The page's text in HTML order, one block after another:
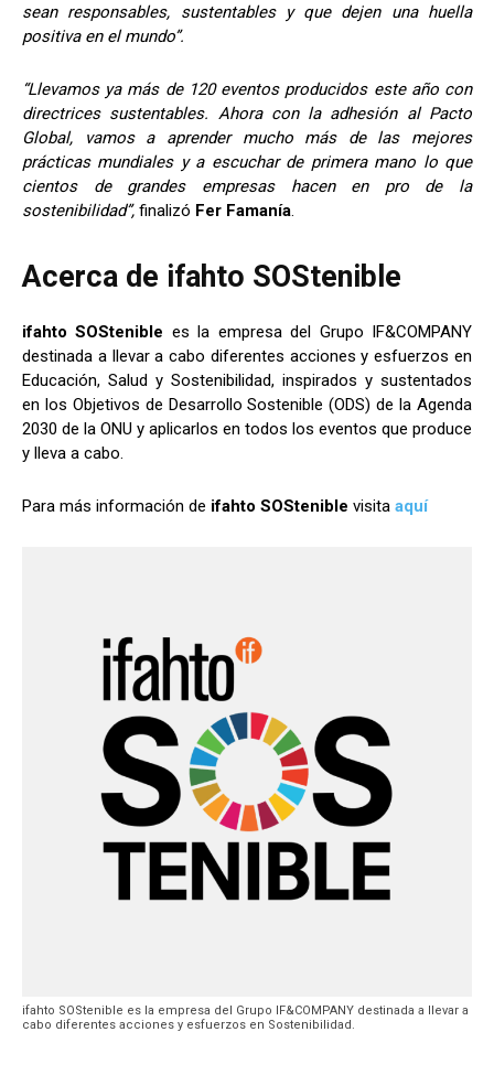
sean responsables, sustentables y que dejen una huella
positiva en el mundo”.
“Llevamos ya más de 120 eventos producidos este año con
directrices sustentables. Ahora con la adhesión al Pacto
Global, vamos a aprender mucho más de las mejores
prácticas mundiales y a escuchar de primera mano lo que
cientos de grandes empresas hacen en pro de la
sostenibilidad”, finalizó Fer Famanía.
Acerca de ifahto SOStenible
ifahto SOStenible es la empresa del Grupo IF&COMPANY
destinada a llevar a cabo diferentes acciones y esfuerzos en
Educación, Salud y Sostenibilidad, inspirados y sustentados
en los Objetivos de Desarrollo Sostenible (ODS) de la Agenda
2030 de la ONU y aplicarlos en todos los eventos que produce
y lleva a cabo.
Para más información de ifahto SOStenible visita aquí
ifahto SOStenible es la empresa del Grupo IF&COMPANY destinada a llevar a
cabo diferentes acciones y esfuerzos en Sostenibilidad.